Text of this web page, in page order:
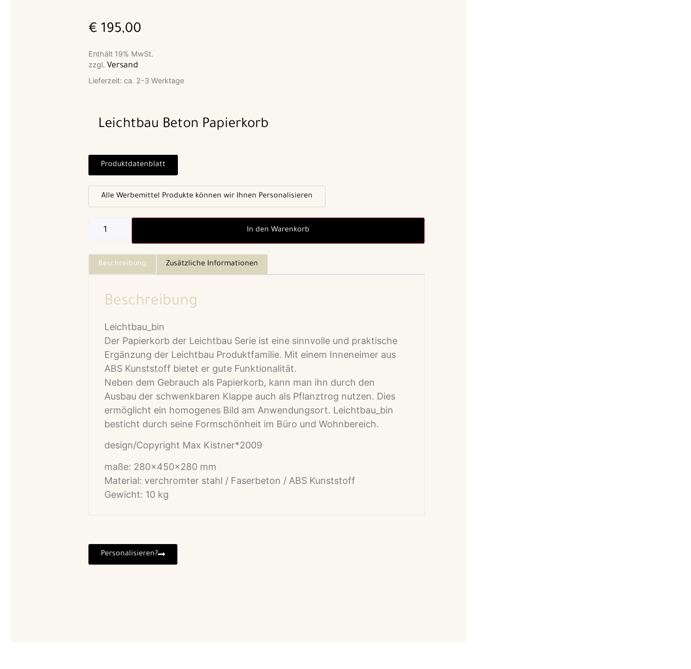
€ 195,00
Enthält 19% MwSt.
zzgl. Versand
Lieferzeit: ca. 2-3 Werktage
Leichtbau Beton Papierkorb
Produktdatenblatt
Alle Werbemittel Produkte können wir Ihnen Personalisieren
In den Warenkorb
Beschreibung Zusätzliche Informationen
Beschreibung
Leichtbau_bin
Der Papierkorb der Leichtbau Serie ist eine sinnvolle und praktische
Ergänzung der Leichtbau Produktfamilie. Mit einem Inneneimer aus
ABS Kunststoff bietet er gute Funktionalität.
Neben dem Gebrauch als Papierkorb, kann man ihn durch den
Ausbau der schwenkbaren Klappe auch als Pflanztrog nutzen. Dies
ermöglicht ein homogenes Bild am Anwendungsort. Leichtbau_bin
besticht durch seine Formschönheit im Büro und Wohnbereich.
design/Copyright Max Kistner*2009
maße: 280×450x280 mm
Material: verchromter stahl / Faserbeton / ABS Kunststoff
Gewicht: 10 kg
Personalisieren?